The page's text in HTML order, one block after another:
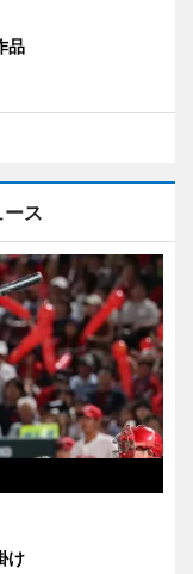
品
ス
け